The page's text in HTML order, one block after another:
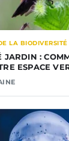
LA BIODIVERSITÉ
JARDIN :
ESPACE